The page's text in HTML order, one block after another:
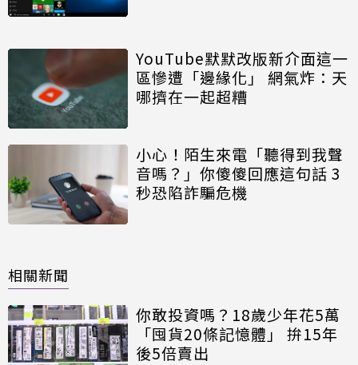
YouTube默默改版新介面這一
區慘遭「邊緣化」 網氣炸：天
哪擠在一起超糟
小心！陌生來電「聽得到我聲
音嗎？」你傻傻回應這句話 3
秒恐陷詐騙危機
相關新聞
你敢投資嗎？18歲少年花5萬
「囤貨20條記憶體」 拚15年
後5倍賣出